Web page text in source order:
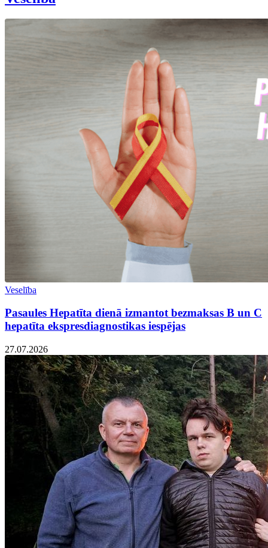
Veselība
Pasaules Hepatīta dienā izmantot bezmaksas B un C
hepatīta ekspresdiagnostikas iespējas
27.07.2026